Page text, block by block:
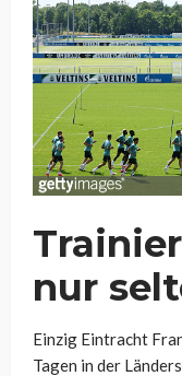
nur
Einzig Eintracht
Tagen in der